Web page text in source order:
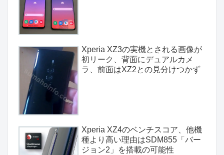
Xperia XZ3の実機とされる画像が
初リーク、背面にデュアルカメ
ラ、前面はXZ2との見分けつかず
Xperia XZ4のベンチスコア、他機
種より高い理由はSDM855「バー
ジョン2」を搭載の可能性